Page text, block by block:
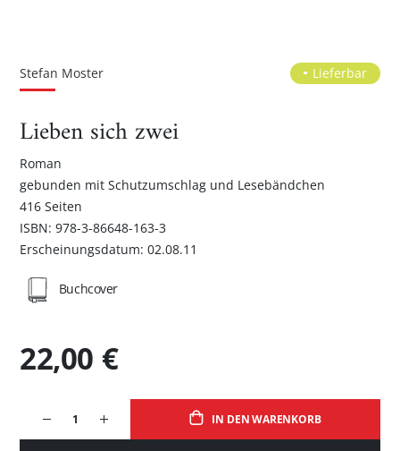
Bildgalerie
Stefan Moster Lieferbar
Lieben sich zwei
Roman
gebunden mit Schutzumschlag und Lesebändchen
416 Seiten
ISBN: 978-3-86648-163-3
Erscheinungsdatum: 02.08.11
IN DEN WARENKORB
22,00 €
Buchcover